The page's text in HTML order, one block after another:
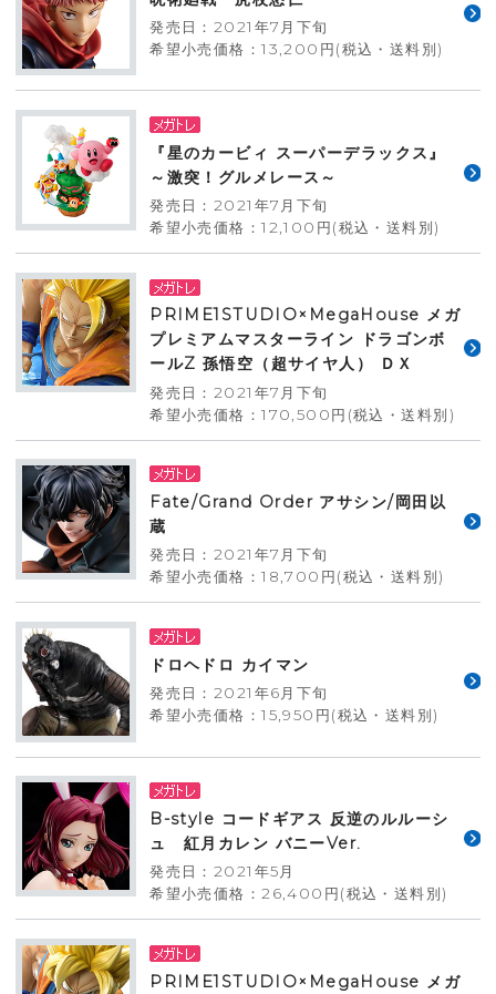
発売日：2021年7月下旬
希望小売価格：13,200円(税込・送料別)
『星のカービィ スーパーデラックス』
～激突！グルメレース～
発売日：2021年7月下旬
希望小売価格：12,100円(税込・送料別)
PRIME1STUDIO×MegaHouse メガ
プレミアムマスターライン ドラゴンボ
ールZ 孫悟空（超サイヤ人） ＤＸ
発売日：2021年7月下旬
希望小売価格：170,500円(税込・送料別)
Fate/Grand Order アサシン/岡田以
蔵
発売日：2021年7月下旬
希望小売価格：18,700円(税込・送料別)
ドロヘドロ カイマン
発売日：2021年6月下旬
希望小売価格：15,950円(税込・送料別)
B-style コードギアス 反逆のルルーシ
ュ 紅月カレン バニーVer.
発売日：2021年5月
希望小売価格：26,400円(税込・送料別)
PRIME1STUDIO×MegaHouse メガ